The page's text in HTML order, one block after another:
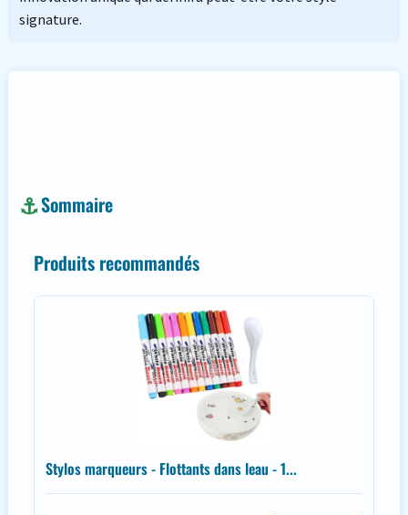
signature.
Sommaire
Produits recommandés
Stylos marqueurs - Flottants dans leau - 1...